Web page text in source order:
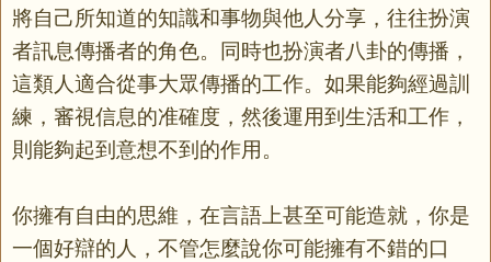
將自己所知道的知識和事物與他人分享，往往扮演
者訊息傳播者的角色。同時也扮演者八卦的傳播，
這類人適合從事大眾傳播的工作。如果能夠經過訓
練，審視信息的准確度，然後運用到生活和工作，
則能夠起到意想不到的作用。
你擁有自由的思維，在言語上甚至可能造就，你是
一個好辯的人，不管怎麼說你可能擁有不錯的口